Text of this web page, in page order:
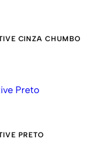
CINZA CHUMBO
PRETO